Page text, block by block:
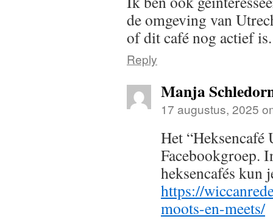
de omgeving van
of dit café nog actief is.
Reply
Manja
17 augustus, 2025
Het “Heksencafé
Facebookgroep.
heksencafés kun
https://
moots-en-meets/